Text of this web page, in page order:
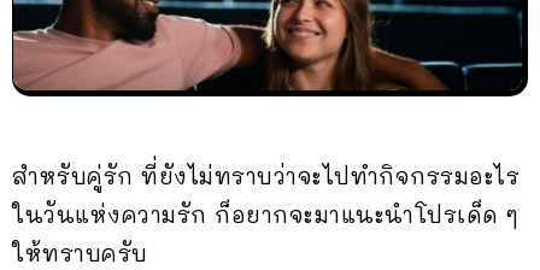
สำหรับคู่รัก ที่ยังไม่ทราบว่าจะไปทำกิจกรรมอะไร
ในวันแห่งความรัก ก็อยากจะมาแนะนำโปรเด็ด ๆ
ให้ทราบครับ